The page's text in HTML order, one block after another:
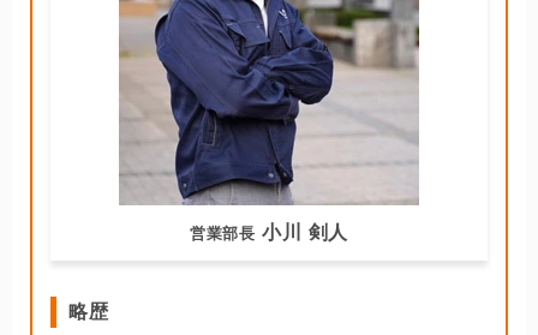
営業部長 小川 剣人
略歴